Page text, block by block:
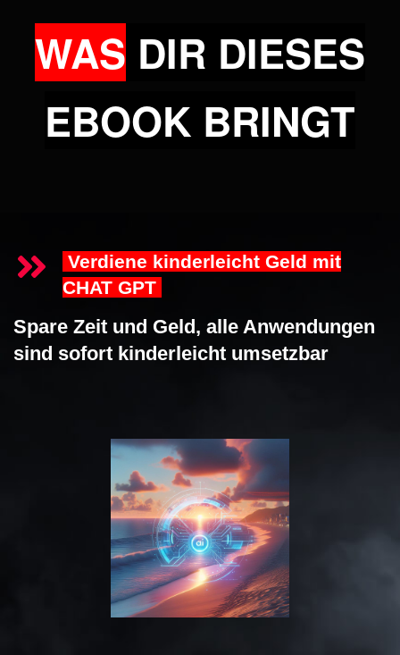
WAS DIR DIESES
EBOOK BRINGT
Verdiene kinderleicht Geld mit
CHAT GPT
Spare Zeit und Geld, alle Anwendungen
sind sofort kinderleicht umsetzbar